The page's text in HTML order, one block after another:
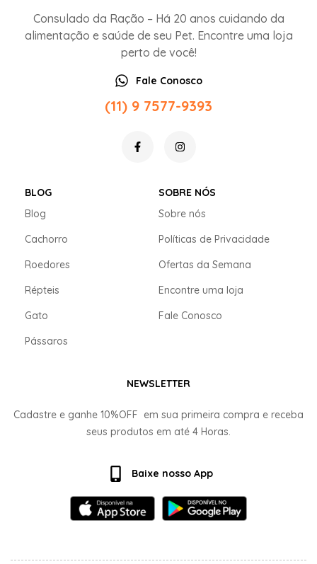
Consulado da Ração – Há 20 anos cuidando da
alimentação e saúde de seu Pet. Encontre uma loja
perto de você!
Fale Conosco
(11) 9 7577-9393
BLOG
Blog
Cachorro
Roedores
Répteis
Gato
Pássaros
SOBRE NÓS
Sobre nós
Políticas de Privacidade
Ofertas da Semana
Encontre uma loja
Fale Conosco
NEWSLETTER
Cadastre e ganhe 10%OFF em sua primeira compra e receba
seus produtos em até 4 Horas.
Baixe nosso App